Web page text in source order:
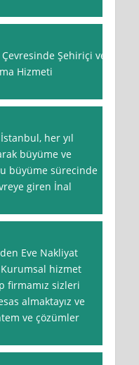
Şehiriçi ve
Hizmeti
her yıl
büyüme ve
büyüme sürecinde
giren İnal
Eve Nakliyat
Kurumsal hizmet
firmamız sizleri
almaktayız ve
ve çözümler